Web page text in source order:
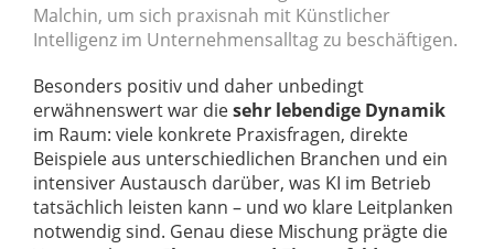
Malchin, um sich praxisnah mit Künstlicher
Intelligenz im Unternehmensalltag zu beschäftigen.
Besonders positiv und daher unbedingt
erwähnenswert war diesehr lebendige Dynamik
im Raum: viele konkrete Praxisfragen, direkte
Beispiele aus unterschiedlichen Branchen und ein
intensiver Austausch darüber, was KI im Betrieb
tatsächlich leisten kann – und wo klare Leitplanken
notwendig sind. Genau diese Mischung prägte die